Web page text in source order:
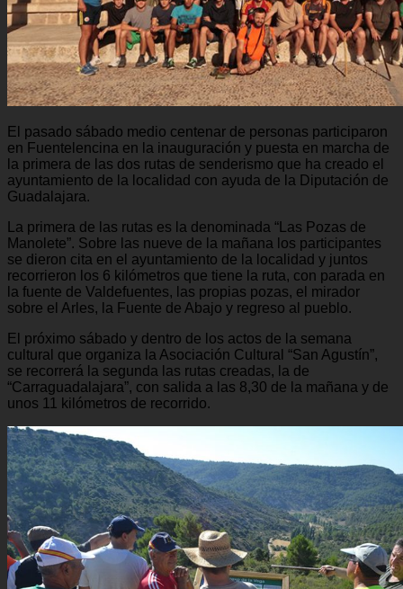
El pasado sábado medio centenar de personas participaron
en Fuentelencina en la inauguración y puesta en marcha de
la primera de las dos rutas de senderismo que ha creado el
ayuntamiento de la localidad con ayuda de la Diputación de
Guadalajara.
La primera de las rutas es la denominada “Las Pozas de
Manolete”. Sobre las nueve de la mañana los participantes
se dieron cita en el ayuntamiento de la localidad y juntos
recorrieron los 6 kilómetros que tiene la ruta, con parada en
la fuente de Valdefuentes, las propias pozas, el mirador
sobre el Arles, la Fuente de Abajo y regreso al pueblo.
El próximo sábado y dentro de los actos de la semana
cultural que organiza la Asociación Cultural “San Agustín”,
se recorrerá la segunda las rutas creadas, la de
“Carraguadalajara”, con salida a las 8,30 de la mañana y de
unos 11 kilómetros de recorrido.